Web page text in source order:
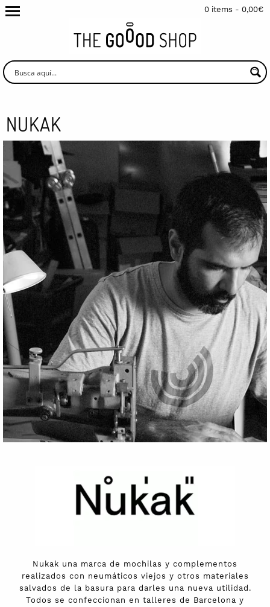
0 items - 0,00€
NUKAK
Nukak una marca de mochilas y complementos
realizados con neumáticos viejos y otros materiales
salvados de la basura para darles una nueva utilidad.
Todos se confeccionan en talleres de Barcelona y